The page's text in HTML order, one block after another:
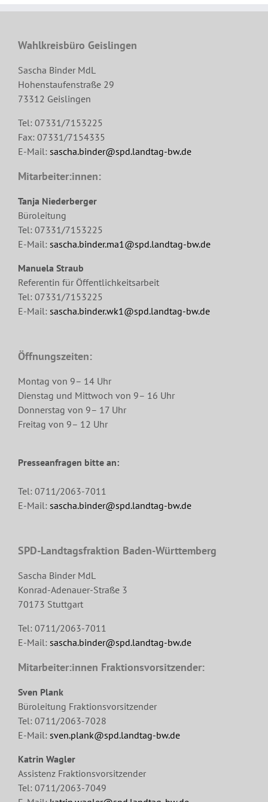
Wahlkreisbüro Geislingen
Sascha Binder MdL
Hohenstaufenstraße 29
73312 Geislingen
Tel: 07331/7153225
Fax: 07331/7154335
E-Mail: sascha.binder@spd.landtag-bw.de
Mitarbeiter:innen:
Tanja Niederberger
Büroleitung
Tel: 07331/7153225
E-Mail: sascha.binder.ma1@spd.landtag-bw.de
Manuela Straub
Referentin für Öffentlichkeitsarbeit
Tel: 07331/7153225
E-Mail: sascha.binder.wk1@spd.landtag-bw.de
Öffnungszeiten:
Montag von 9– 14 Uhr
Dienstag und Mittwoch von 9– 16 Uhr
Donnerstag von 9– 17 Uhr
Freitag von 9– 12 Uhr
Presseanfragen bitte an:
Tel: 0711/2063-7011
E-Mail: sascha.binder@spd.landtag-bw.de
SPD-Landtagsfraktion Baden-Württemberg
Sascha Binder MdL
Konrad-Adenauer-Straße 3
70173 Stuttgart
Tel: 0711/2063-7011
E-Mail: sascha.binder@spd.landtag-bw.de
Mitarbeiter:innen Fraktionsvorsitzender:
Sven Plank
Büroleitung Fraktionsvorsitzender
Tel: 0711/2063-7028
E-Mail: sven.plank@spd.landtag-bw.de
Katrin Wagler
Assistenz Fraktionsvorsitzender
Tel: 0711/2063-7049